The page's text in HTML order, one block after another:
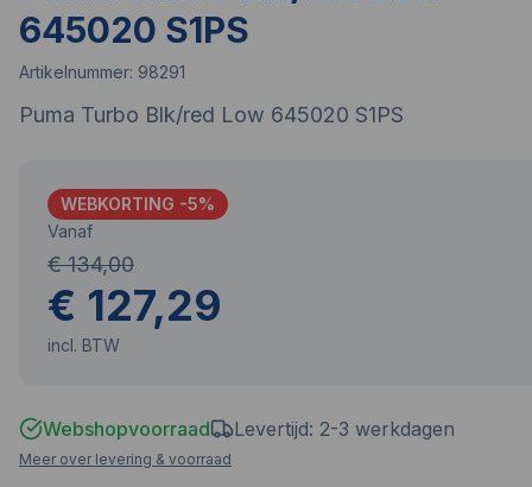
645020 S1PS
Artikelnummer: 98291
Puma Turbo Blk/red Low 645020 S1PS
WEBKORTING -5%
Vanaf
€ 134,00
€ 127,29
incl. BTW
Webshopvoorraad Levertijd: 2-3 werkdagen
Meer over levering & voorraad